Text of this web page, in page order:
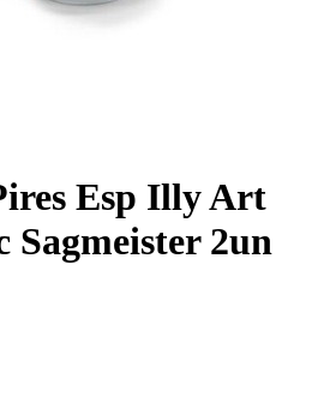
Esp Illy Art
Sagmeister 2un